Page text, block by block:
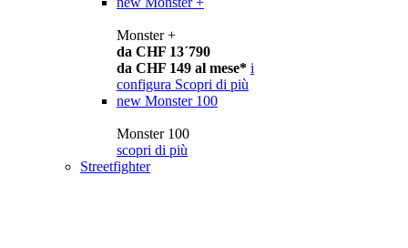
Monster +
da CHF 13´790
da CHF 149 al mese* i
configura Scopri di più
new Monster 100
Monster 100
scopri di più
Streetfighter